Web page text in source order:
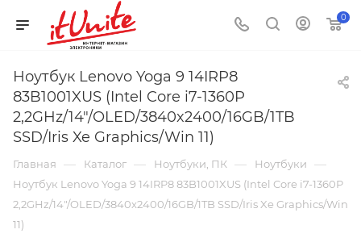
0
Ноутбук Lenovo Yoga 9 14IRP8
83B1001XUS (Intel Core i7-1360P
2,2GHz/14"/OLED/3840x2400/16GB/1TB
SSD/Iris Xe Graphics/Win 11)
Главная — Каталог — Ноутбуки, ПК — Ноутбуки —
Ноутбук Lenovo Yoga 9 14IRP8 83B1001XUS (Intel Core i7-1360P
2,2GHz/14"/OLED/3840x2400/16GB/1TB SSD/Iris Xe Graphics/Win
11)